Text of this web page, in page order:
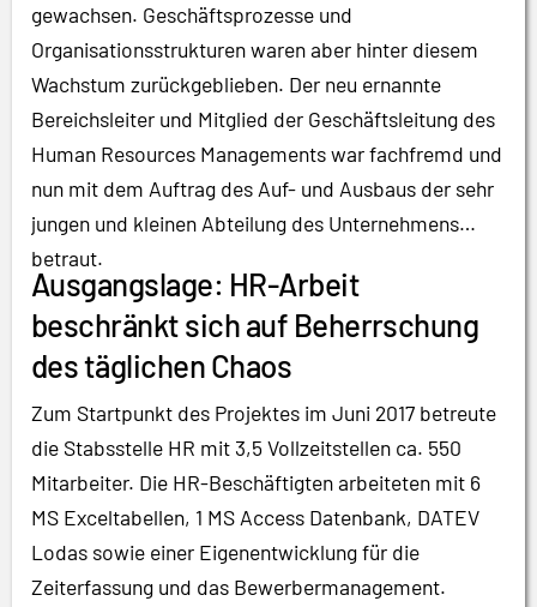
gewachsen. Geschäftsprozesse und
Organisationsstrukturen waren aber hinter diesem
Wachstum zurückgeblieben. Der neu ernannte
Bereichsleiter und Mitglied der Geschäftsleitung des
Human Resources Managements war fachfremd und
nun mit dem Auftrag des Auf- und Ausbaus der sehr
jungen und kleinen Abteilung des Unternehmens
betraut.
Ausgangslage: HR-Arbeit
beschränkt sich auf Beherrschung
des täglichen Chaos
Zum Startpunkt des Projektes im Juni 2017 betreute
die Stabsstelle HR mit 3,5 Vollzeitstellen ca. 550
Mitarbeiter. Die HR-Beschäftigten arbeiteten mit 6
MS Exceltabellen, 1 MS Access Datenbank, DATEV
Lodas sowie einer Eigenentwicklung für die
Zeiterfassung und das Bewerbermanagement.